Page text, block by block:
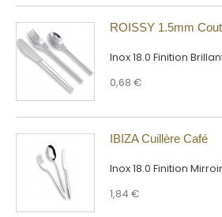
ROISSY 1.5mm
Inox 18.0 Finition
0,68 €
IBIZA Cuillère Café
Inox 18.0 Finition Mirroir
1,84 €